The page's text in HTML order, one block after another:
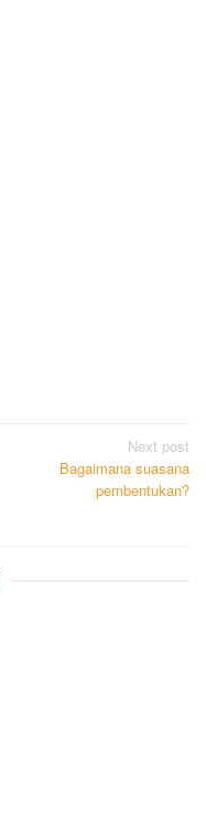
Next post
Bagaimana suasana
pembentukan?